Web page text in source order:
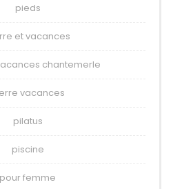
pieds
et vacances
chantemerle
vacances
pilatus
piscine
pour femme